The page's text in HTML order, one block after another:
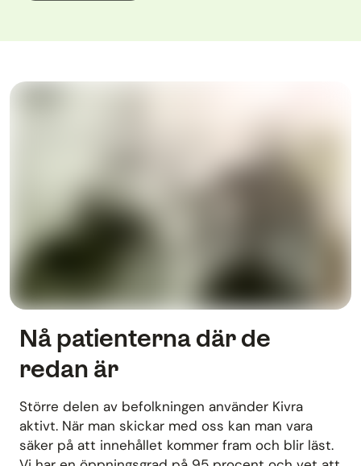
Nå patienterna där de
redan är
Större delen av befolkningen använder Kivra
aktivt. När man skickar med oss kan man vara
säker på att innehållet kommer fram och blir läst.